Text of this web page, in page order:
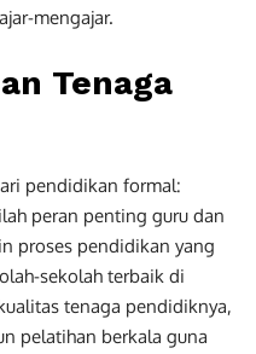
mengajar.
Tenaga
pendidikan formal:
peran penting guru dan
proses pendidikan yang
sekolah terbaik di
tenaga pendidiknya,
pelatihan berkala guna